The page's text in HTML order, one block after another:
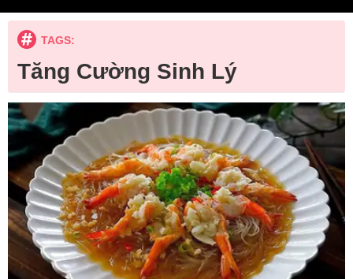
TAGS:
Tăng Cường Sinh Lý